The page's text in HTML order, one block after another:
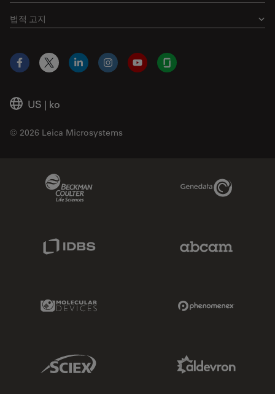
법적 고지
US | ko
© 2026 Leica Microsystems
Facebook
X LinkedInInstagramYouTubeGlassdoor
Genedata Link
Molecular Devices Link
Sciex Link